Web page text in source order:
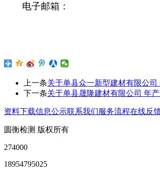
电子邮箱：
上一条关于单县众一新型建材有限公
下一条关于单县晟隆建材有限公司 年
资料下载信息公示联系我们服务流程在线反
圆衡检测 版权所有
274000
18954795025